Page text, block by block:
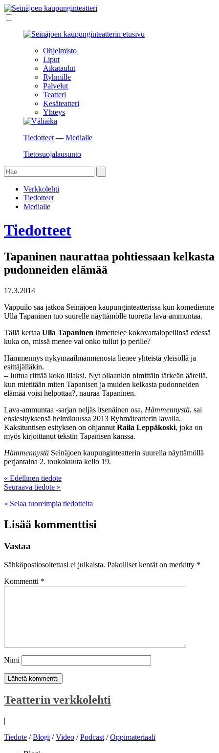
Ohjelmisto
Liput
Aikataulut
Ryhmille
Palvelut
Teatteri
Kesäteatteri
Yhteys
Tiedotteet — Medialle
Tietosuojalausunto
Verkkolehti
Tiedotteet
Medialle
Tiedotteet
Tapaninen naurattaa pohtiessaan kelkasta
pudonneiden elämää
17.3.2014
Vappuilo saa jatkoa Seinäjoen kaupunginteatterissa kun komedienne
Ulla Tapaninen tuo suurelle näyttämölle tuoretta lava-ammuntaa.
Tällä kertaa Ulla Tapaninen ihmettelee kokovartalopeilinsä edessä
kuka on, missä menee vai onko tullut jo perille?
Hämmennys nykymaailmanmenosta lienee yhteistä yleisöllä ja
esittäjälläkin.
– Juttua riittää koko illaksi. Nyt ollaankin nimittäin tärkeän äärellä,
kun mietitään miten Tapanisen ja muiden kelkasta pudonneiden
elämää voisi helpottaa?, nauraa Tapaninen.
Lava-ammuntaa -sarjan neljäs itsenäinen osa, Hämmennystä, sai
ensiesityksensä helmikuussa 2013 Ryhmäteatterin lavalla.
Kaksituntisen esityksen on ohjannut Raila Leppäkoski, joka on
myös kirjoittanut tekstin Tapanisen kanssa.
Hämmennystä Seinäjoen kaupunginteatterin suurella näyttämöllä
perjantaina 2. toukokuuta kello 19.
« Edellinen tiedote
Seuraava tiedote »
« Selaa tuoreimpia tiedotteita
Lisää kommenttisi
Vastaa
Sähköpostiosoitettasi ei julkaista. Pakolliset kentät on merkitty *
Kommentti *
Nimi
Teatterin verkkolehti
|
Tiedote /Blogi /Video /Podcast /Oppimateriaali